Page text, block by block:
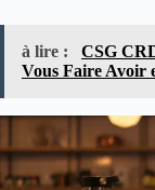
à lire :
CSG
Vous Faire Avoir